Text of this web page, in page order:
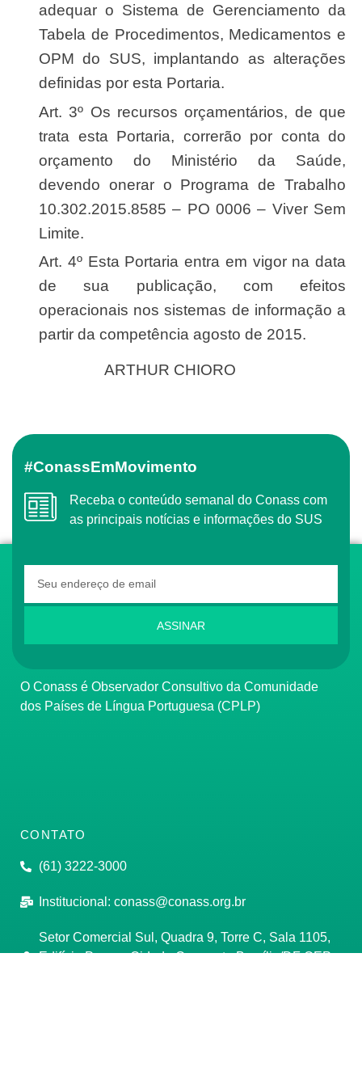
adequar o Sistema de Gerenciamento da
Tabela de Procedimentos, Medicamentos e
OPM do SUS, implantando as alterações
definidas por esta Portaria.
Art. 3º Os recursos orçamentários, de que
trata esta Portaria, correrão por conta do
orçamento do Ministério da Saúde,
devendo onerar o Programa de Trabalho
10.302.2015.8585 – PO 0006 – Viver Sem
Limite.
Art. 4º Esta Portaria entra em vigor na data
de sua publicação, com efeitos
operacionais nos sistemas de informação a
partir da competência agosto de 2015.
ARTHUR CHIORO
#ConassEmMovimento
Receba o conteúdo semanal do Conass com
as principais notícias e informações do SUS
ASSINAR
O Conass é Observador Consultivo da Comunidade
dos Países de Língua Portuguesa (CPLP)
CONTATO
(61) 3222-3000
Institucional: conass@conass.org.br
Setor Comercial Sul, Quadra 9, Torre C, Sala 1105,
Edifício Parque Cidade Corporate Brasília/DF CEP: